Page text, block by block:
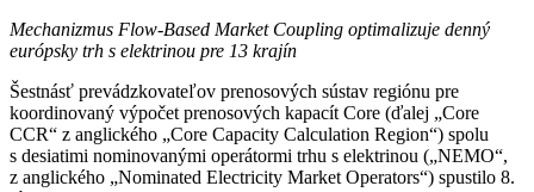
Mechanizmus Flow-Based Market Coupling optimalizuje denný
európsky trh s elektrinou pre 13 krajín
Šestnásť prevádzkovateľov prenosových sústav regiónu pre
koordinovaný výpočet prenosových kapacít Core (ďalej „Core
CCR“ z anglického „Core Capacity Calculation Region“) spolu
s desiatimi nominovanými operátormi trhu s elektrinou („NEMO“,
z anglického „Nominated Electricity Market Operators“) spustilo 8.